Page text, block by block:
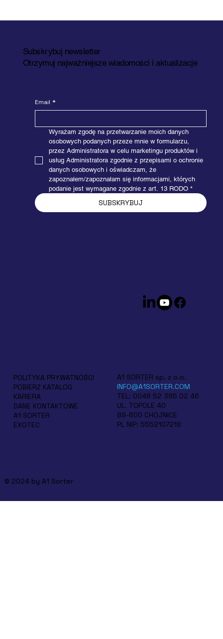
Subskrybuj newsletter
Otrzymuj najważniejsze wiadomości i aktualizacje
Email *
Wyrażam zgodę na przetwarzanie moich danych
osobowych podanych przeze mnie w formularzu,
przez Administratora w celu marketingu produktów i
usług Administratora zgodnie z przepisami o ochronie
danych osobowych i oświadczam, że
zapoznałem/zapoznałam się informacjami, których
podanie jest wymagane zgodnie z art. 13 RODO *
SUBSKRYBUJ
LogiMAT 2026 w Stuttgarcie już za
A1 SORTER sp. z o.o.
INFO@A1SORTER.COM
TEL: 0048 52 395 02 46
UL. TOPOLE 40
89-600 CHOJNICE
PL NIP: 5552107218
POLITYKA PRYWATNOŚCI
POBIERZ KATALOG
KARIERA
DANE KONTAKTOWE
A1 SORTER
EXOTEC
© 2024 by A1 Sorter